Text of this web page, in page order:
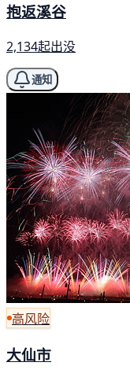
抱返溪谷
2,134起出没
通知
高风险
大仙市